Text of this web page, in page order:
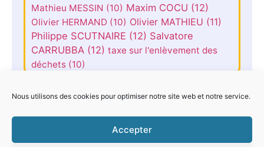
Nous utilisons des cookies pour optimiser notre site web et notre service.
Accepter
Mathieu MESSIN (10) Maxim COCU (12)
Olivier HERMAND (10) Olivier MATHIEU (11)
Philippe SCUTNAIRE (12) Salvatore
CARRUBBA (12) taxe sur l'enlèvement des
déchets (10)